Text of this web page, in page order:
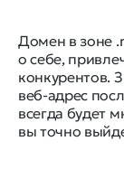
Домен в зоне
о себе,
конкурентов.
веб-адрес
всегда будет
вы точно